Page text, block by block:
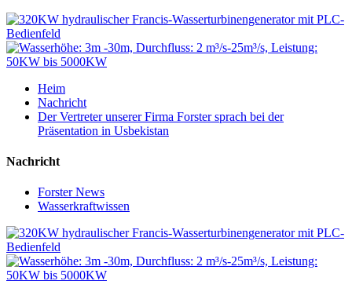
Heim
Nachricht
Der Vertreter unserer Firma Forster sprach bei der
Präsentation in Usbekistan
Nachricht
Forster News
Wasserkraftwissen